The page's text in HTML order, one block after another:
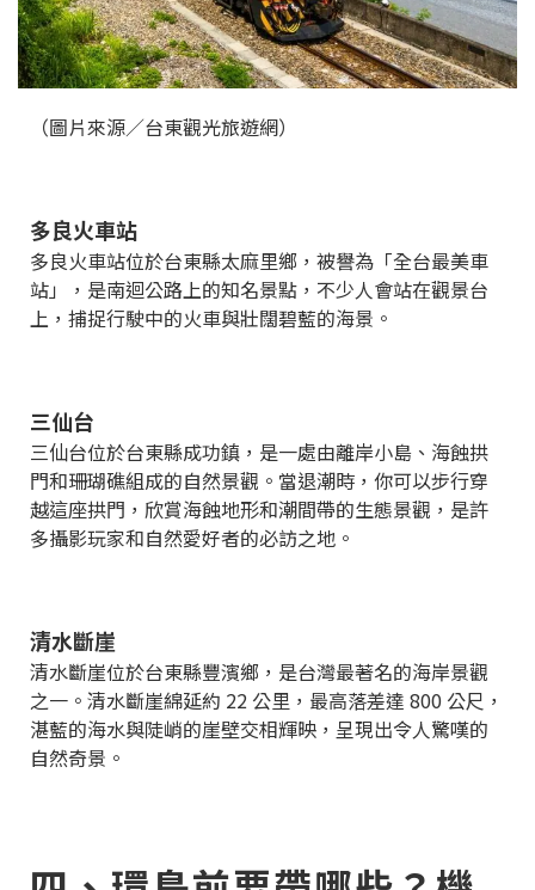
（圖片來源／台東觀光旅遊網）
多良火車站
多良火車站位於台東縣太麻里鄉，被譽為「全台最美車
站」，是南迴公路上的知名景點，不少人會站在觀景台
上，捕捉行駛中的火車與壯闊碧藍的海景。
三仙台
三仙台位於台東縣成功鎮，是一處由離岸小島、海蝕拱
門和珊瑚礁組成的自然景觀。當退潮時，你可以步行穿
越這座拱門，欣賞海蝕地形和潮間帶的生態景觀，是許
多攝影玩家和自然愛好者的必訪之地。
清水斷崖
清水斷崖位於台東縣豐濱鄉，是台灣最著名的海岸景觀
之一。清水斷崖綿延約 22 公里，最高落差達 800 公尺，
湛藍的海水與陡峭的崖壁交相輝映，呈現出令人驚嘆的
自然奇景。